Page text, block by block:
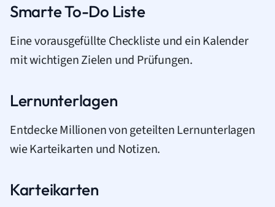
Smarte To-Do Liste
Eine vorausgefüllte Checkliste und ein Kalender
mit wichtigen Zielen und Prüfungen.
Lernunterlagen
Entdecke Millionen von geteilten Lernunterlagen
wie Karteikarten und Notizen.
Karteikarten